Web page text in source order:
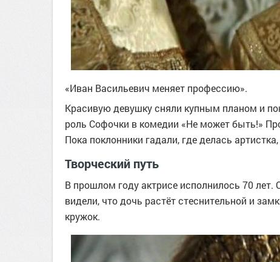
«Иван Васильевич меняет профессию».
Красивую девушку сняли купным планом и
роль Софочки в комедии «Не может быть!»
Пока поклонники гадали, где делась
Творческий путь
В прошлом году актрисе исполнилось 70
видели, что дочь растёт стеснительной и
кружок.